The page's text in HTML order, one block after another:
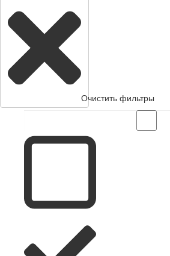
Очистить фильтры